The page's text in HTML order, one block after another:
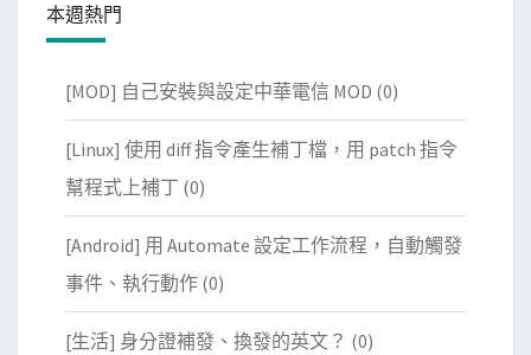
本週熱門
[MOD] 自己安裝與設定中華電信 MOD (0)
[Linux] 使用 diff 指令產生補丁檔，用 patch 指令
幫程式上補丁 (0)
[Android] 用 Automate 設定工作流程，自動觸發
事件、執行動作 (0)
[生活] 身分證補發、換發的英文？ (0)